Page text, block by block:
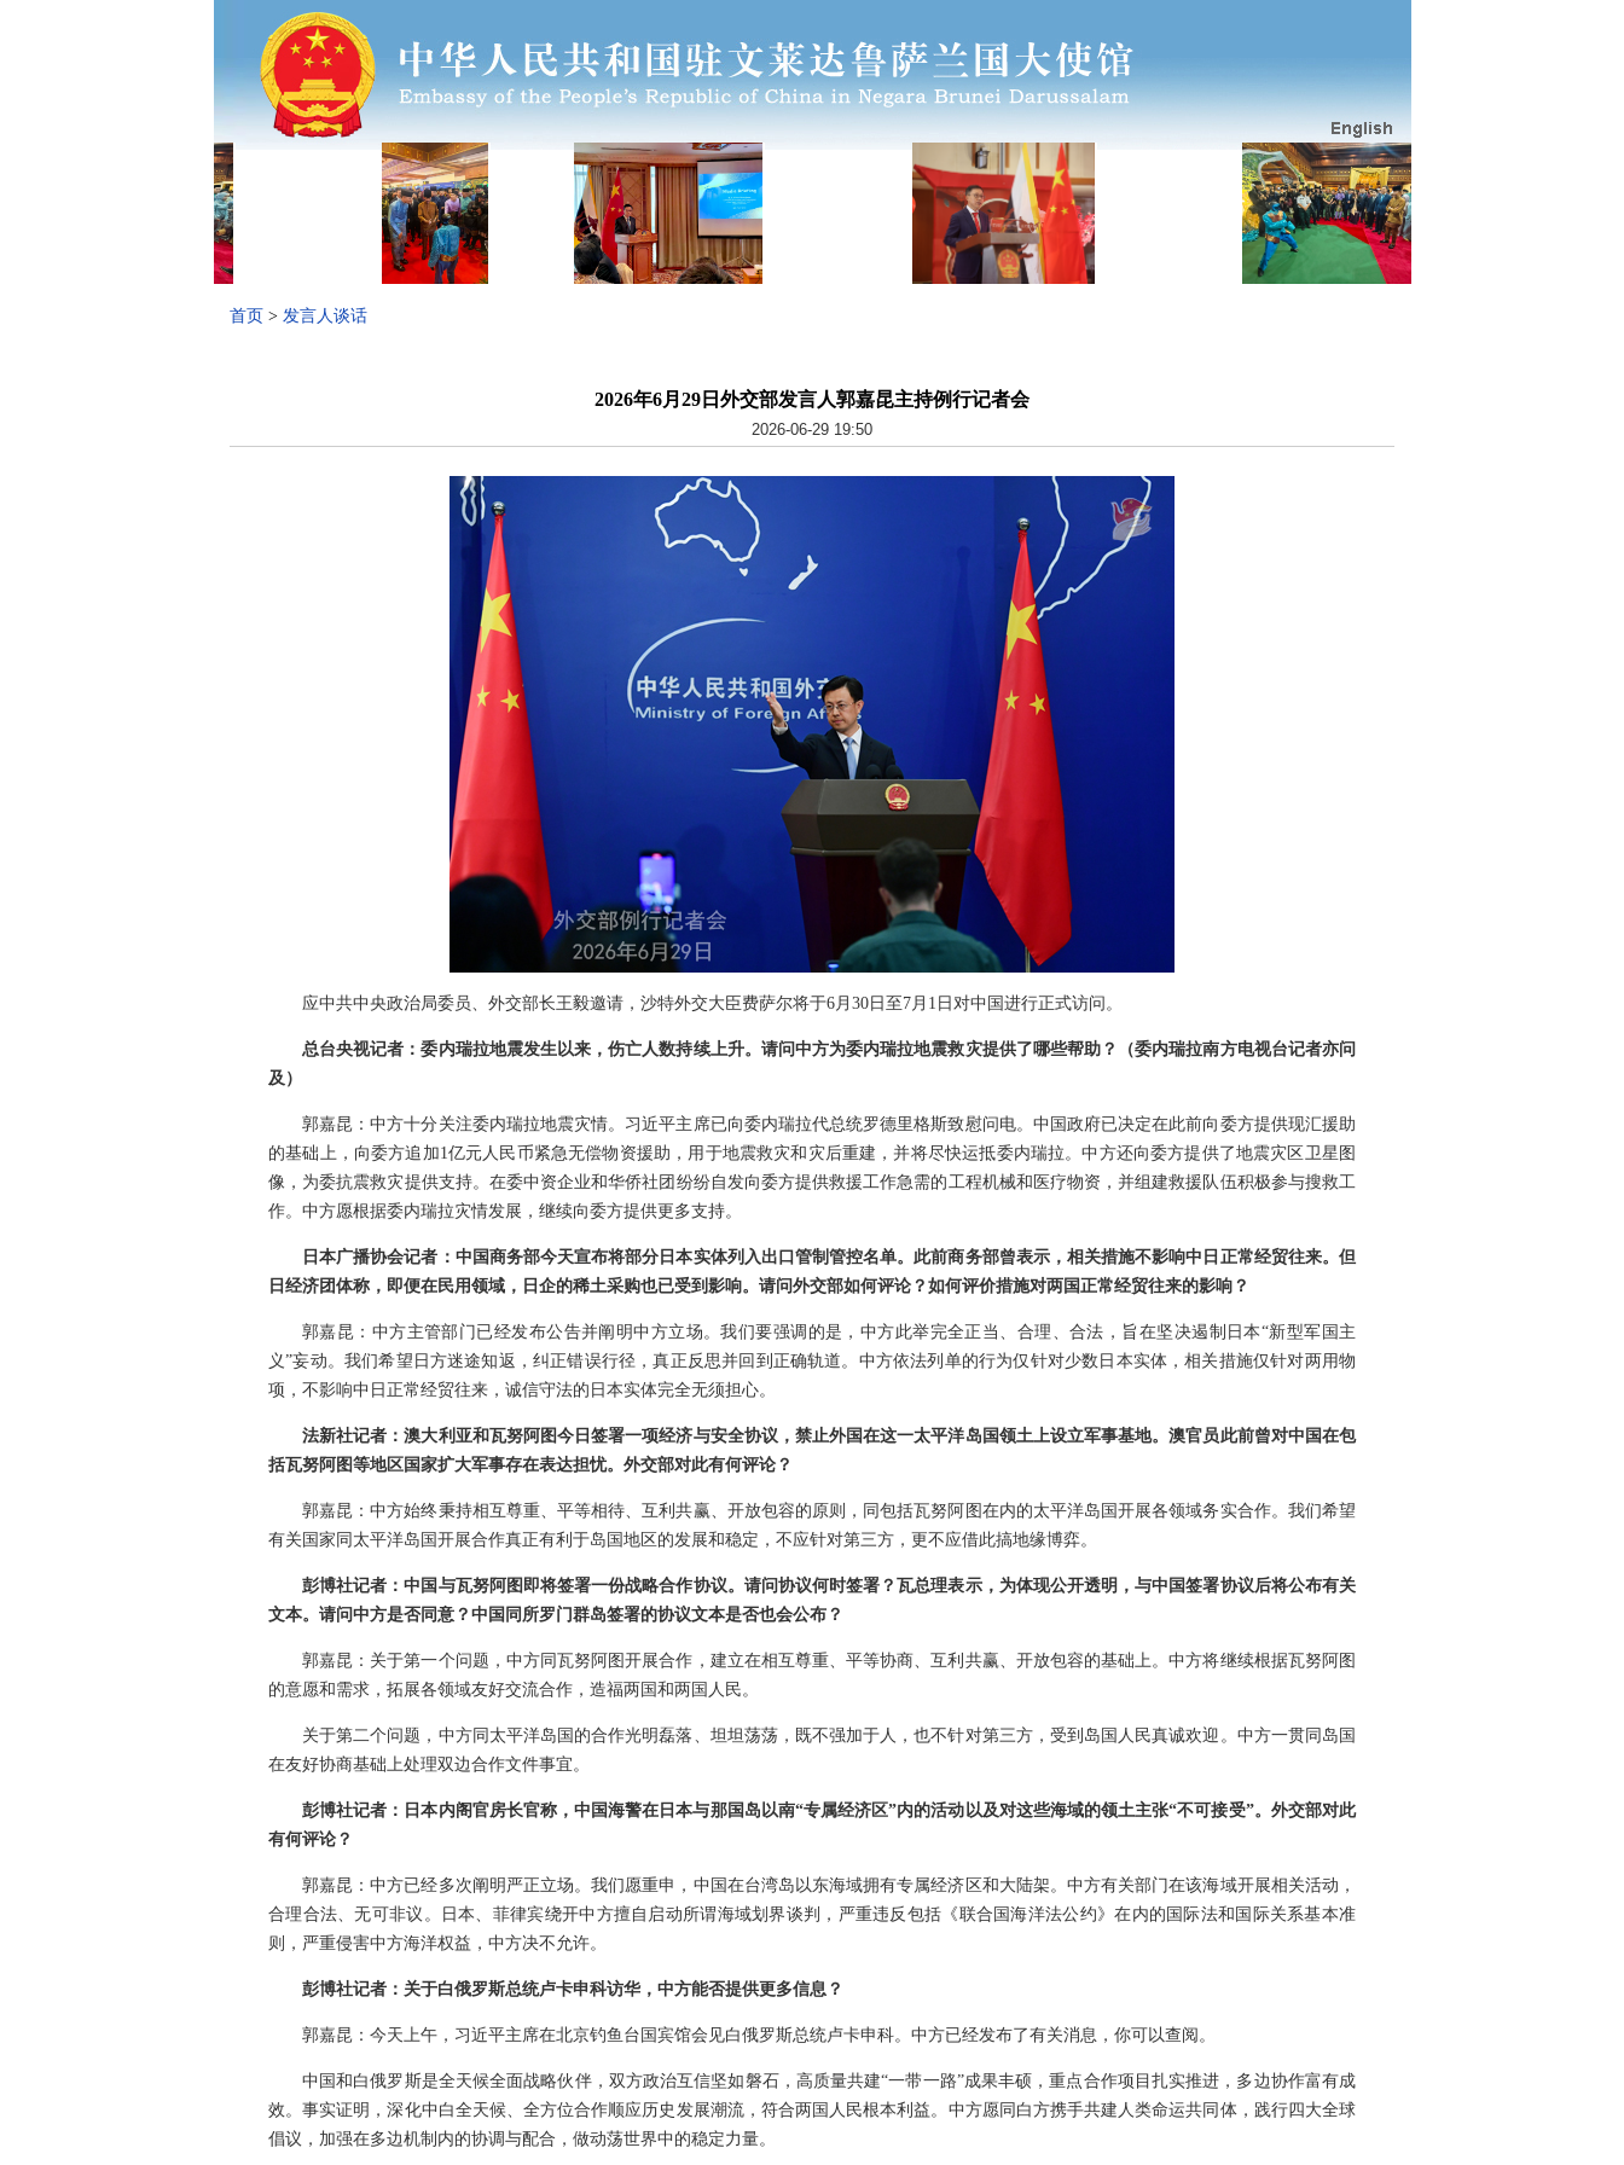
首页 > 发言人谈话
2026年6月29日外交部发言人郭嘉昆主持例行记者会
2026-06-29 19:50
应中共中央政治局委员、外交部长王毅邀请，沙特外交大臣费萨尔将于6月30日至7月1日对中国进行正式访问。
总台央视记者：委内瑞拉地震发生以来，伤亡人数持续上升。请问中方为委内瑞拉地震救灾提供了哪些帮助？（委内瑞拉南方电视台记者亦问
及）
郭嘉昆：中方十分关注委内瑞拉地震灾情。习近平主席已向委内瑞拉代总统罗德里格斯致慰问电。中国政府已决定在此前向委方提供现汇援助
的基础上，向委方追加1亿元人民币紧急无偿物资援助，用于地震救灾和灾后重建，并将尽快运抵委内瑞拉。中方还向委方提供了地震灾区卫星图
像，为委抗震救灾提供支持。在委中资企业和华侨社团纷纷自发向委方提供救援工作急需的工程机械和医疗物资，并组建救援队伍积极参与搜救工
作。中方愿根据委内瑞拉灾情发展，继续向委方提供更多支持。
日本广播协会记者：中国商务部今天宣布将部分日本实体列入出口管制管控名单。此前商务部曾表示，相关措施不影响中日正常经贸往来。但
日经济团体称，即便在民用领域，日企的稀土采购也已受到影响。请问外交部如何评论？如何评价措施对两国正常经贸往来的影响？
郭嘉昆：中方主管部门已经发布公告并阐明中方立场。我们要强调的是，中方此举完全正当、合理、合法，旨在坚决遏制日本“新型军国主
义”妄动。我们希望日方迷途知返，纠正错误行径，真正反思并回到正确轨道。中方依法列单的行为仅针对少数日本实体，相关措施仅针对两用物
项，不影响中日正常经贸往来，诚信守法的日本实体完全无须担心。
法新社记者：澳大利亚和瓦努阿图今日签署一项经济与安全协议，禁止外国在这一太平洋岛国领土上设立军事基地。澳官员此前曾对中国在包
括瓦努阿图等地区国家扩大军事存在表达担忧。外交部对此有何评论？
郭嘉昆：中方始终秉持相互尊重、平等相待、互利共赢、开放包容的原则，同包括瓦努阿图在内的太平洋岛国开展各领域务实合作。我们希望
有关国家同太平洋岛国开展合作真正有利于岛国地区的发展和稳定，不应针对第三方，更不应借此搞地缘博弈。
彭博社记者：中国与瓦努阿图即将签署一份战略合作协议。请问协议何时签署？瓦总理表示，为体现公开透明，与中国签署协议后将公布有关
文本。请问中方是否同意？中国同所罗门群岛签署的协议文本是否也会公布？
郭嘉昆：关于第一个问题，中方同瓦努阿图开展合作，建立在相互尊重、平等协商、互利共赢、开放包容的基础上。中方将继续根据瓦努阿图
的意愿和需求，拓展各领域友好交流合作，造福两国和两国人民。
关于第二个问题，中方同太平洋岛国的合作光明磊落、坦坦荡荡，既不强加于人，也不针对第三方，受到岛国人民真诚欢迎。中方一贯同岛国
在友好协商基础上处理双边合作文件事宜。
彭博社记者：日本内阁官房长官称，中国海警在日本与那国岛以南“专属经济区”内的活动以及对这些海域的领土主张“不可接受”。外交部对此
有何评论？
郭嘉昆：中方已经多次阐明严正立场。我们愿重申，中国在台湾岛以东海域拥有专属经济区和大陆架。中方有关部门在该海域开展相关活动，
合理合法、无可非议。日本、菲律宾绕开中方擅自启动所谓海域划界谈判，严重违反包括《联合国海洋法公约》在内的国际法和国际关系基本准
则，严重侵害中方海洋权益，中方决不允许。
彭博社记者：关于白俄罗斯总统卢卡申科访华，中方能否提供更多信息？
郭嘉昆：今天上午，习近平主席在北京钓鱼台国宾馆会见白俄罗斯总统卢卡申科。中方已经发布了有关消息，你可以查阅。
中国和白俄罗斯是全天候全面战略伙伴，双方政治互信坚如磐石，高质量共建“一带一路”成果丰硕，重点合作项目扎实推进，多边协作富有成
效。事实证明，深化中白全天候、全方位合作顺应历史发展潮流，符合两国人民根本利益。中方愿同白方携手共建人类命运共同体，践行四大全球
倡议，加强在多边机制内的协调与配合，做动荡世界中的稳定力量。